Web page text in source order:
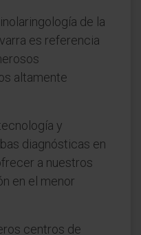
de la
es referencia
altamente
y
diagnósticas en
a nuestros
en el menor
centros de